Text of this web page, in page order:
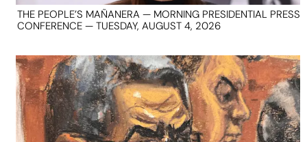
THE PEOPLE’S MAÑANERA — MORNING PRESIDENTIAL PRESS
CONFERENCE — TUESDAY, AUGUST 4, 2026